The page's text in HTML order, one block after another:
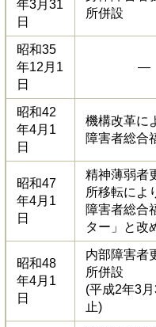
年3月31
日
所併設
昭和35
年12月1
日
―
昭和42
年4月1
日
機構改革に
障害者総合
昭和47
年4月1
日
精神薄弱者
所移転によ
障害者総合
ター」と改
昭和48
年4月1
日
内部障害者
所併設
(平成2年3
止)